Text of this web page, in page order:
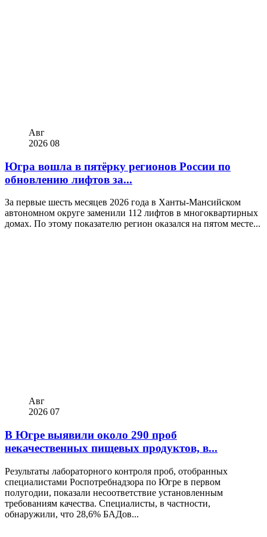
Авг
2026 08
Югра вошла в пятёрку регионов России по
обновлению лифтов за...
За первые шесть месяцев 2026 года в Ханты-Мансийском
автономном округе заменили 112 лифтов в многоквартирных
домах. По этому показателю регион оказался на пятом месте...
Авг
2026 07
В Югре выявили около 290 проб
некачественных пищевых продуктов, в...
Результаты лабораторного контроля проб, отобранных
специалистами Роспотребнадзора по Югре в первом
полугодии, показали несоответствие установленным
требованиям качества. Специалисты, в частности,
обнаружили, что 28,6% БАДов...